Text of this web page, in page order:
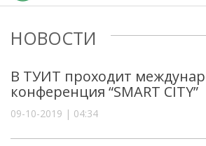
НОВОСТИ
В ТУИТ проходит
конференция “SMART CITY”
09-10-2019 | 04:34